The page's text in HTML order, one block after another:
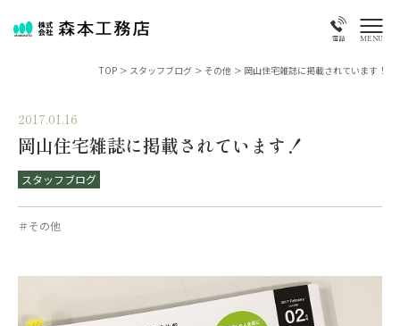
電話 MENU
TOP > スタッフブログ > その他 > 岡山住宅雑誌に掲載されています！
2017.01.16
岡山住宅雑誌に掲載されています！
スタッフブログ
＃その他